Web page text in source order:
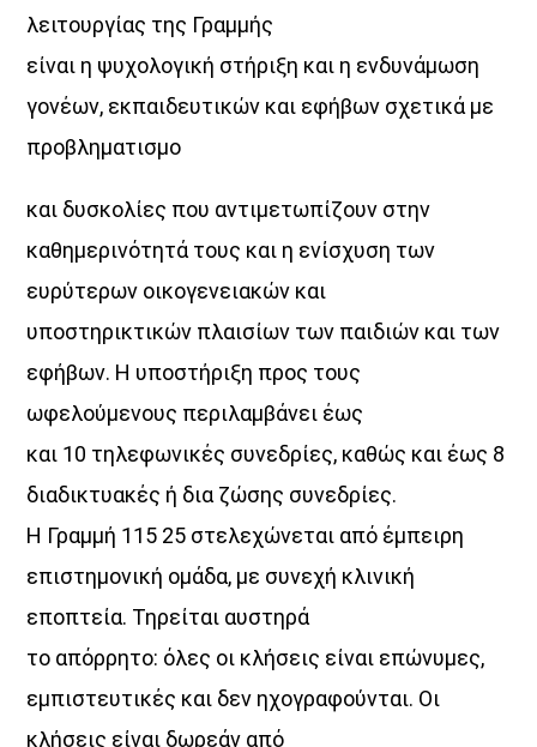
λειτουργίας της Γραμμής
είναι η ψυχολογική στήριξη και η ενδυνάμωση
γονέων, εκπαιδευτικών και εφήβων σχετικά με
προβληματισμο
και δυσκολίες που αντιμετωπίζουν στην
καθημερινότητά τους και η ενίσχυση των
ευρύτερων οικογενειακών και
υποστηρικτικών πλαισίων των παιδιών και των
εφήβων. Η υποστήριξη προς τους
ωφελούμενους περιλαμβάνει έως
και 10 τηλεφωνικές συνεδρίες, καθώς και έως 8
διαδικτυακές ή δια ζώσης συνεδρίες.
Η Γραμμή 115 25 στελεχώνεται από έμπειρη
επιστημονική ομάδα, με συνεχή κλινική
εποπτεία. Τηρείται αυστηρά
το απόρρητο: όλες οι κλήσεις είναι επώνυμες,
εμπιστευτικές και δεν ηχογραφούνται. Οι
κλήσεις είναι δωρεάν από